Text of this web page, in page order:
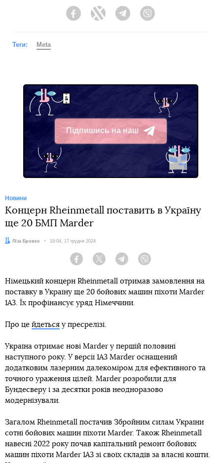
FacebookTwitter Telegram
Теги: Meta
Підпишись на наш
Telegram
Новини
Концерн Rheinmetall поставить в Україну
ще 20 БМП Marder
Автор:
Ліза Бровко Дата:
19:04, 17 грудня 2024
Facebook Twitter Telegram
Німецький концерн Rheinmetall отримав замовлення на
поставку в Україну ще 20 бойових машин піхоти Marder
1A3. Їх профінансує уряд Німеччини.
Про це йдеться у пресрелізі.
Україна отримає нові Marder у першій половині
наступного року. У версії 1A3 Marder оснащений
додатковим лазерним далекоміром для ефективного та
точного ураження цілей. Marder розробили для
Бундесверу і за десятки років неодноразово
модернізували.
Загалом Rheinmetall постачив Збройним силам України
сотні бойових машин піхоти Marder. Також Rheinmetall
навесні 2022 року почав капітальний ремонт бойових
машин піхоти Marder 1A3 зі своїх складів за власні кошти.